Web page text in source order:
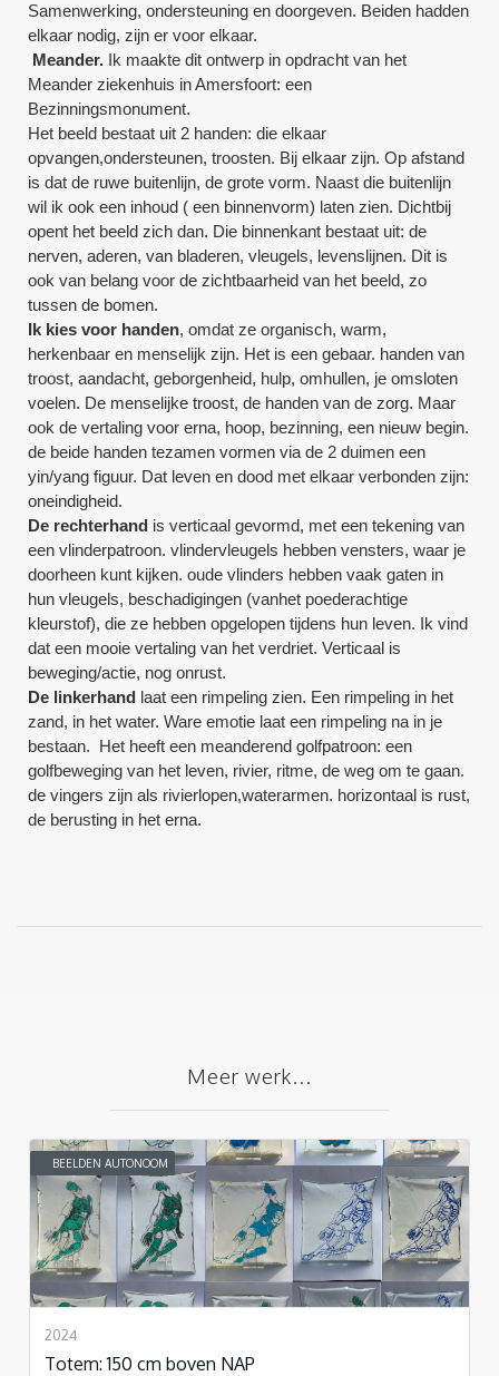
Samenwerking, ondersteuning en doorgeven. Beiden hadden
elkaar nodig, zijn er voor elkaar.
Meander. Ik maakte dit ontwerp in opdracht van het
Meander ziekenhuis in Amersfoort: een
Bezinningsmonument.
Het beeld bestaat uit 2 handen: die elkaar
opvangen,ondersteunen, troosten. Bij elkaar zijn. Op afstand
is dat de ruwe buitenlijn, de grote vorm. Naast die buitenlijn
wil ik ook een inhoud ( een binnenvorm) laten zien. Dichtbij
opent het beeld zich dan. Die binnenkant bestaat uit: de
nerven, aderen, van bladeren, vleugels, levenslijnen. Dit is
ook van belang voor de zichtbaarheid van het beeld, zo
tussen de bomen.
Ik kies voor handen, omdat ze organisch, warm,
herkenbaar en menselijk zijn. Het is een gebaar. handen van
troost, aandacht, geborgenheid, hulp, omhullen, je omsloten
voelen. De menselijke troost, de handen van de zorg. Maar
ook de vertaling voor erna, hoop, bezinning, een nieuw begin.
de beide handen tezamen vormen via de 2 duimen een
yin/yang figuur. Dat leven en dood met elkaar verbonden zijn:
oneindigheid.
De rechterhand is verticaal gevormd, met een tekening van
een vlinderpatroon. vlindervleugels hebben vensters, waar je
doorheen kunt kijken. oude vlinders hebben vaak gaten in
hun vleugels, beschadigingen (vanhet poederachtige
kleurstof), die ze hebben opgelopen tijdens hun leven. Ik vind
dat een mooie vertaling van het verdriet. Verticaal is
beweging/actie, nog onrust.
De linkerhand laat een rimpeling zien. Een rimpeling in het
zand, in het water. Ware emotie laat een rimpeling na in je
bestaan. Het heeft een meanderend golfpatroon: een
golfbeweging van het leven, rivier, ritme, de weg om te gaan.
de vingers zijn als rivierlopen,waterarmen. horizontaal is rust,
de berusting in het erna.
Meer werk...
BEELDEN AUTONOOM
2024
Totem: 150 cm boven NAP